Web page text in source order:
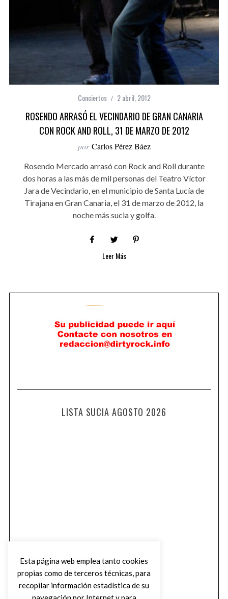
Conciertos 2 abril, 2012
ROSENDO ARRASÓ EL VECINDARIO DE GRAN CANARIA
CON ROCK AND ROLL, 31 DE MARZO DE 2012
por Carlos Pérez Báez
Rosendo Mercado arrasó con Rock and Roll durante
dos horas a las más de mil personas del Teatro Víctor
Jara de Vecindario, en el municipio de Santa Lucía de
Tirajana en Gran Canaria, el 31 de marzo de 2012, la
noche más sucia y golfa.
Leer Más
LISTA SUCIA AGOSTO 2026
Esta página web emplea tanto cookies
propias como de terceros técnicas, para
recopilar información estadística de su